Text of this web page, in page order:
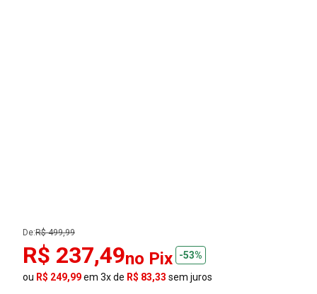
De:R$ 499,99
R$ 237,49no Pix
-53%
ou R$ 249,99em 3x de R$ 83,33 sem juros